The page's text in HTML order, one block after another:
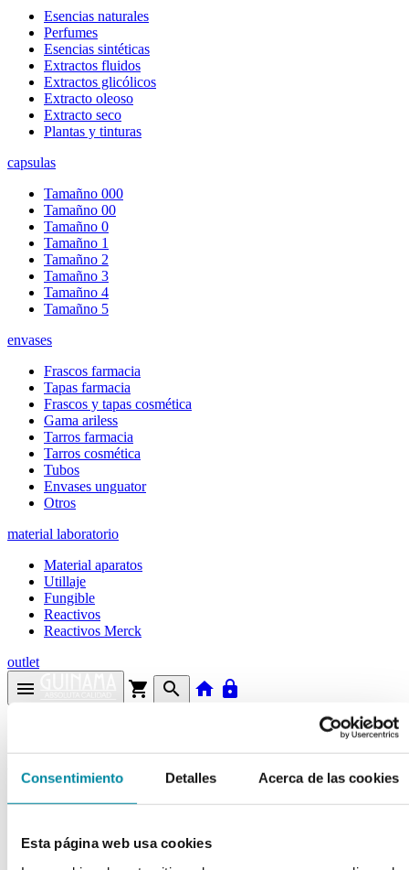
Consentimiento Detalles Acerca de las cookies
Esta página web usa cookies
Esencias naturales
Perfumes
Esencias sintéticas
Extractos fluidos
Extractos glicólicos
Extracto oleoso
Extracto seco
Plantas y tinturas
capsulas
Tamañno 000
Tamañno 00
Tamañno 0
Tamañno 1
Tamañno 2
Tamañno 3
Tamañno 4
Tamañno 5
envases
Frascos farmacia
Tapas farmacia
Frascos y tapas cosmética
Gama ariless
Tarros farmacia
Tarros cosmética
Tubos
Envases unguator
Otros
material laboratorio
Material aparatos
Utillaje
Fungible
Reactivos
Reactivos Merck
outlet
menu shopping_cart search home lock
arrow_backFicha de producto